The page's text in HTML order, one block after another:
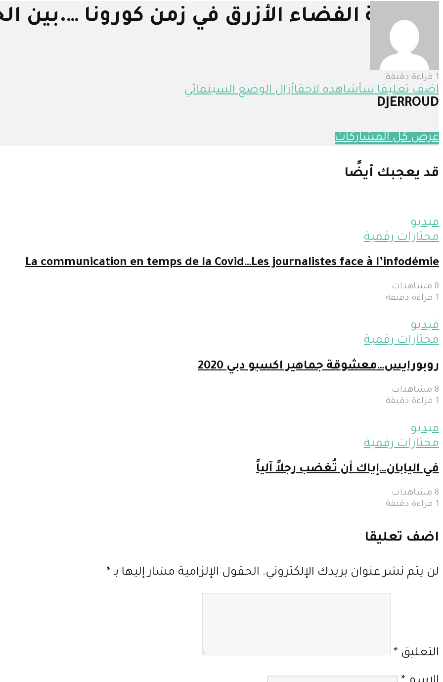
معلومة الفضاء الأزرق في زمن كورونا ….بين
238 مشاهدات
1 قراءة دقيقة
اضف تعليقا سأشاهده لاحقاأزالالوضع السينمائي
DJERROUD
عرض كل المشاركات
قد يعجبك أيضًا
فيديو
مختارات رقمية
La communication en temps de la Covid…Les journalistes face à l’infodémie
8 مشاهدات
1 قراءة دقيقة
فيديو
مختارات رقمية
روبورايس…معشوقة جماهير اكسبو دبي 2020
8 مشاهدات
1 قراءة دقيقة
فيديو
مختارات رقمية
في اليابان…إياك أن تُغضب رجلاً آلياً
8 مشاهدات
1 قراءة دقيقة
اضف تعليقا
لن يتم نشر عنوان بريدك الإلكتروني. الحقول الإلزامية مشار إليها بـ *
التعليق *